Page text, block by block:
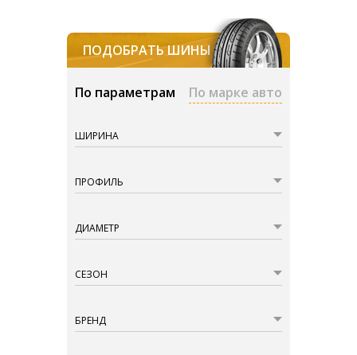
ПОДОБРАТЬ ШИНЫ
По параметрам По марке авто
ШИРИНА
ПРОФИЛЬ
ДИАМЕТР
СЕЗОН
БРЕНД